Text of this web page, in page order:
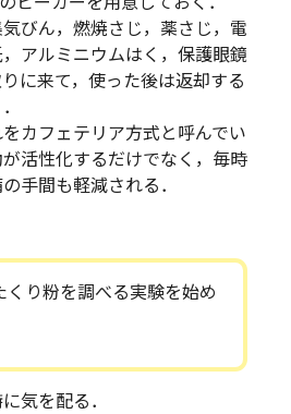
びん，燃焼さじ，薬さじ，電
アルミニウムはく，保護眼鏡
に来て，使った後は返却する
カフェテリア方式と呼んでい
活性化するだけでなく，毎時
手間も軽減される．
くり粉を調べる実験を始め
気を配る．